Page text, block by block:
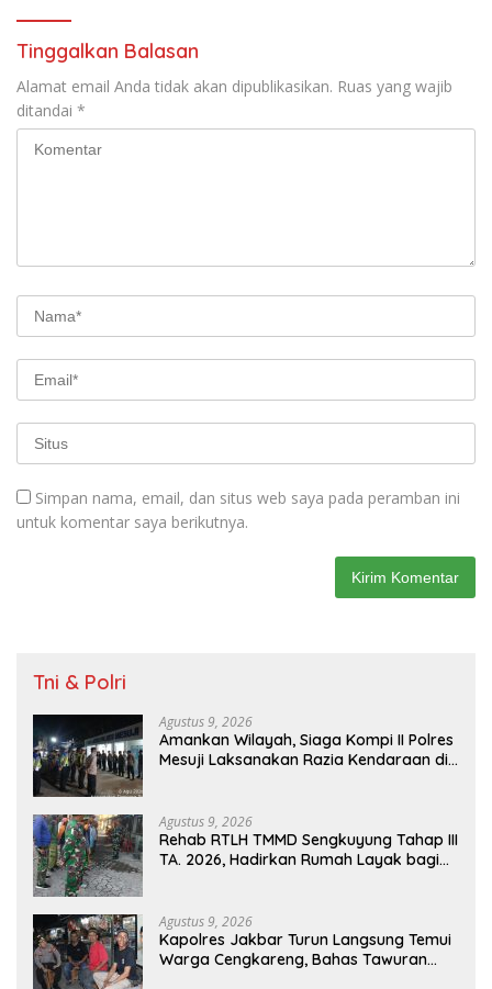
Tinggalkan Balasan
Alamat email Anda tidak akan dipublikasikan. Ruas yang wajib
ditandai *
Simpan nama, email, dan situs web saya pada peramban ini
untuk komentar saya berikutnya.
Tni & Polri
Agustus 9, 2026
Amankan Wilayah, Siaga Kompi II Polres
Mesuji Laksanakan Razia Kendaraan di
Agustus 9, 2026
Rehab RTLH TMMD Sengkuyung Tahap III
TA. 2026, Hadirkan Rumah Layak bagi
Agustus 9, 2026
Kapolres Jakbar Turun Langsung Temui
Warga Cengkareng, Bahas Tawuran